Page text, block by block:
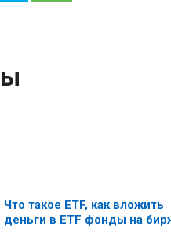
Что такое ETF, как вложить
деньги в ETF фонды на